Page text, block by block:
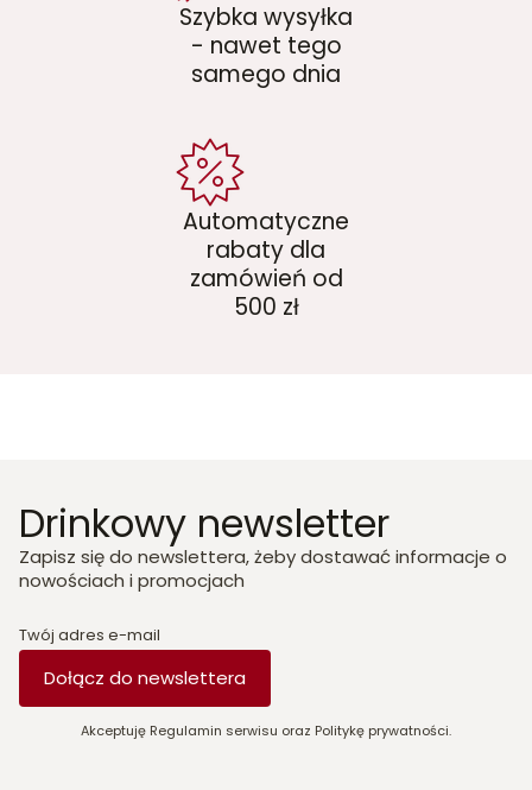
Szybka wysyłka
- nawet tego
samego dnia
Automatyczne
rabaty dla
zamówień od
500 zł
Drinkowy newsletter
Zapisz się do newslettera, żeby dostawać informacje o
nowościach i promocjach
Twój adres e-mail
Dołącz do newslettera
Akceptuję Regulamin serwisu oraz Politykę prywatności.